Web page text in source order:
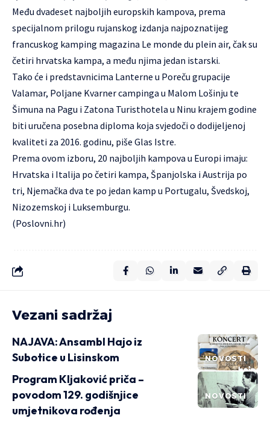
Među dvadeset najboljih europskih kampova, prema
specijalnom prilogu rujanskog izdanja najpoznatijeg
francuskog kamping magazina Le monde du plein air, čak su
četiri hrvatska kampa, a među njima jedan istarski.
Tako će i predstavnicima Lanterne u Poreču grupacije
Valamar, Poljane Kvarner campinga u Malom Lošinju te
Šimuna na Pagu i Zatona Turisthotela u Ninu krajem godine
biti uručena posebna diploma koja svjedoči o dodijeljenoj
kvaliteti za 2016. godinu, piše Glas Istre.
Prema ovom izboru, 20 najboljih kampova u Europi imaju:
Hrvatska i Italija po četiri kampa, Španjolska i Austrija po
tri, Njemačka dva te po jedan kamp u Portugalu, Švedskoj,
Nizozemskoj i Luksemburgu.
(Poslovni.hr)
Vezani sadržaj
NOVOSTI
NAJAVA: Ansambl Hajo iz
Subotice u Lisinskom
NOVOSTI
Program Kljaković priča –
povodom 129. godišnjice
umjetnikova rođenja